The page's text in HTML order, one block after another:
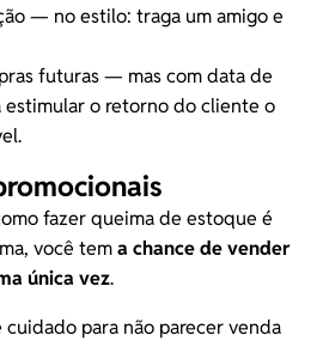
— no estilo: traga um amigo e
futuras — mas com data de
estimular o retorno do cliente o
fazer queima de estoque é
você tema chance de vender
única vez.
cuidado para não parecervenda